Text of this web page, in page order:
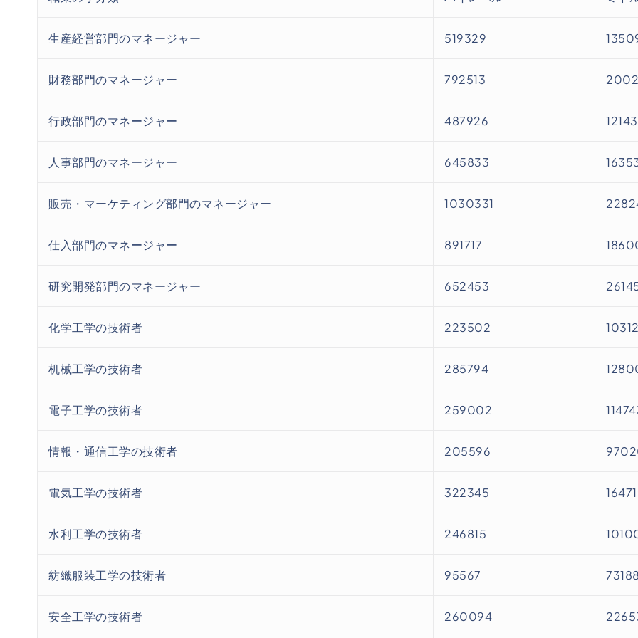
生産経営部門のマネージャー 519329
財務部門のマネージャー 792513
行政部門のマネージャー 487926
人事部門のマネージャー 645833
販売・マーケティング部門のマネージャー 1030331
仕入部門のマネージャー 891717
研究開発部門のマネージャー 652453
化学工学の技術者 223502
机械工学の技術者 285794
電子工学の技術者 259002
情報・通信工学の技術者 205596
電気工学の技術者 322345
水利工学の技術者 246815
紡織服装工学の技術者 95567
安全工学の技術者 260094